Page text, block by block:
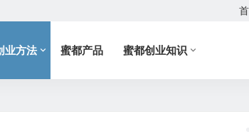
业方法 蜜都产品 蜜都创业知识